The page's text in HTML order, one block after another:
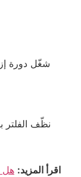
شغّل دورة
نظّف الفلتر
اقرأ المزيد: هل